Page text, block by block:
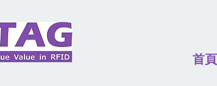
首頁